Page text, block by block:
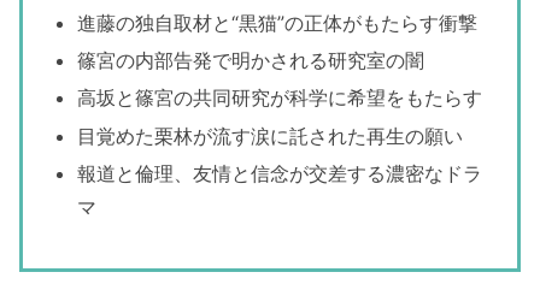
進藤の独自取材と“黒猫”の正体がもたらす衝撃
篠宮の内部告発で明かされる研究室の闇
高坂と篠宮の共同研究が科学に希望をもたらす
目覚めた栗林が流す涙に託された再生の願い
報道と倫理、友情と信念が交差する濃密なドラ
マ